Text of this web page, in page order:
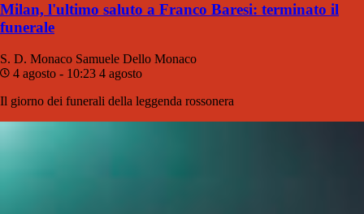
Milan, l'ultimo saluto a Franco Baresi: terminato il
funerale
S. D. Monaco Samuele Dello Monaco
4 agosto - 10:23 4 agosto
Il giorno dei funerali della leggenda rossonera